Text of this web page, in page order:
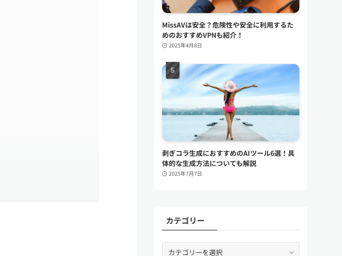
MissAVは安全？危険性や安全に利用するた
めのおすすめVPNも紹介！
2025年4月8日
剥ぎコラ生成におすすめのAIツール6選！具
体的な生成方法についても解説
2025年7月7日
カテゴリー